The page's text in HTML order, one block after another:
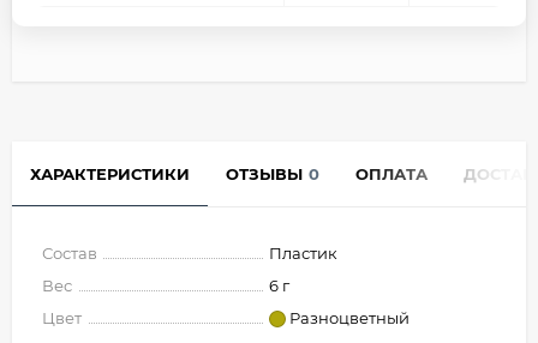
ХАРАКТЕРИСТИКИ ОТЗЫВЫ 0 ОПЛАТА
Состав
Пластик
Вес
6 г
Цвет
Разноцветный